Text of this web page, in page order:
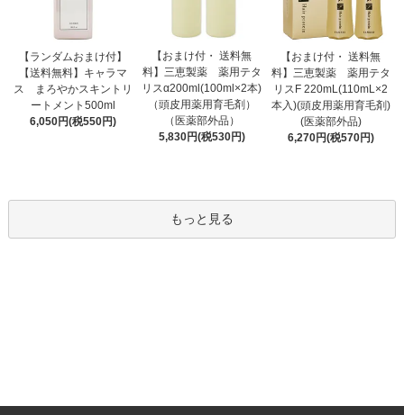
【ランダムおまけ付】
【送料無料】キャラマ
ス まろやかスキントリ
ートメント500ml
6,050円(税550円)
【おまけ付・ 送料無
料】三恵製薬 薬用テタ
リスα200ml(100ml×2本)
（頭皮用薬用育毛剤）
（医薬部外品）
5,830円(税530円)
【おまけ付・ 送料無
料】三恵製薬 薬用テタ
リスF 220mL(110mL×2
本入)(頭皮用薬用育毛剤)
(医薬部外品)
6,270円(税570円)
もっと見る